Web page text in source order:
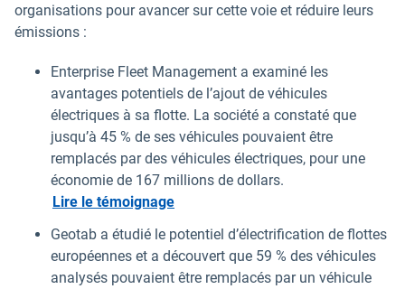
organisations pour avancer sur cette voie et réduire leurs
émissions :
Enterprise Fleet Management a examiné les
avantages potentiels de l’ajout de véhicules
électriques à sa flotte. La société a constaté que
jusqu’à 45 % de ses véhicules pouvaient être
remplacés par des véhicules électriques, pour une
économie de 167 millions de dollars.
Lire le témoignage
Geotab a étudié le potentiel d’électrification de flottes
européennes et a découvert que 59 % des véhicules
analysés pouvaient être remplacés par un véhicule